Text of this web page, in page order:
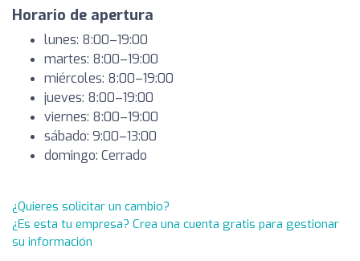
Horario de apertura
lunes: 8:00–19:00
martes: 8:00–19:00
miércoles: 8:00–19:00
jueves: 8:00–19:00
viernes: 8:00–19:00
sábado: 9:00–13:00
domingo: Cerrado
¿Quieres solicitar un cambio?
¿Es esta tu empresa? Crea una cuenta gratis para gestionar
su información